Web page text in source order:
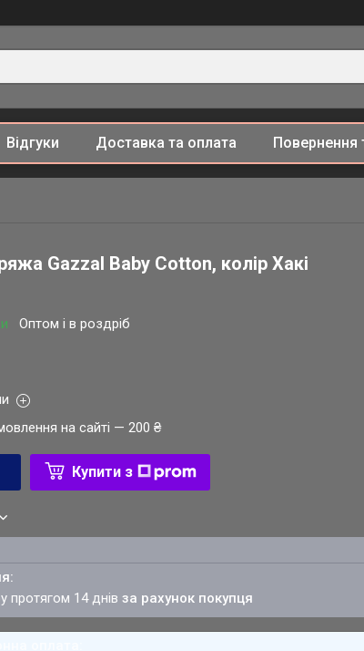
Відгуки Доставка та оплата Повернення
Gazzal Baby Cotton, колір Хакі
Оптом і в роздріб
на сайті — 200 ₴
Купити з
протягом 14 днівза рахунок покупця